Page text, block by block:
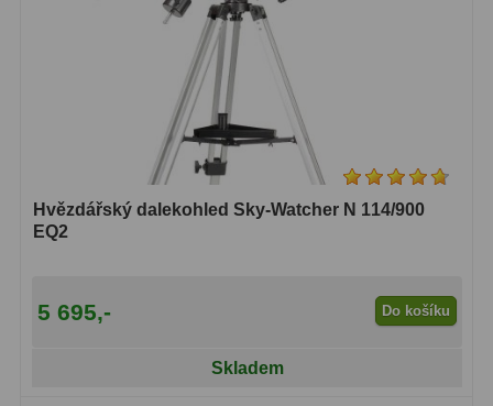
Hvězdářský dalekohled Sky-Watcher N 114/900
EQ2
5 695,- Do košíku
Skladem